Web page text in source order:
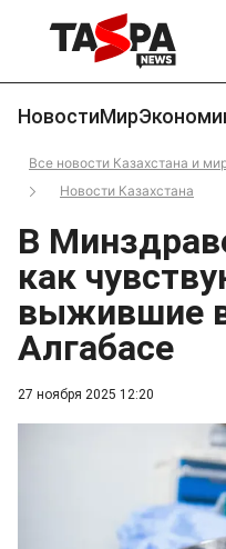
НовостиМир
Все новости Казахстана и
Новости Казахстана
27 ноября 2025 12:20
В
как
выжившие
Алгабасе